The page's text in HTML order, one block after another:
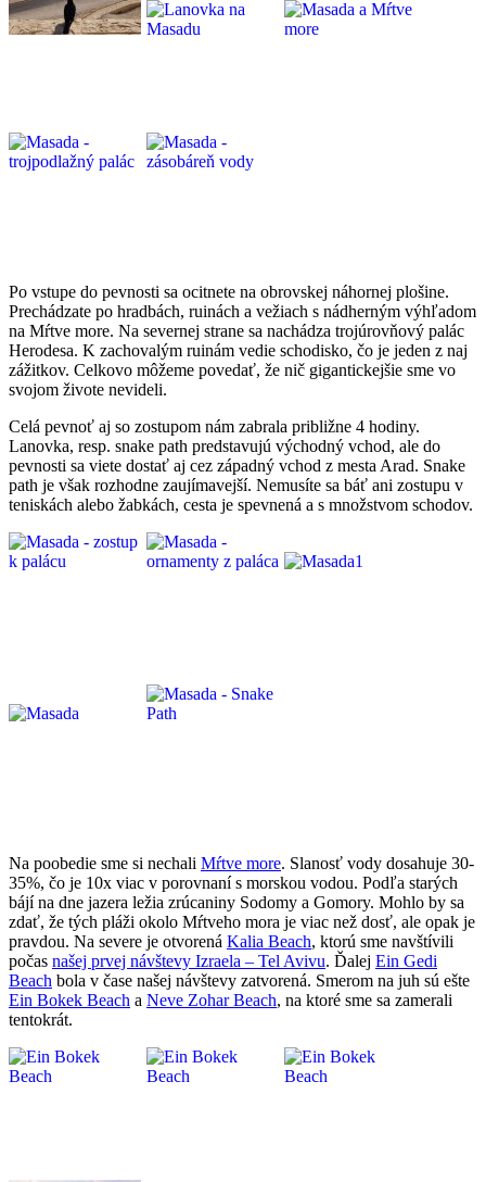
Po vstupe do pevnosti sa ocitnete na obrovskej náhornej plošine.
Prechádzate po hradbách, ruinách a vežiach s nádherným výhľadom
na Mŕtve more. Na severnej strane sa nachádza trojúrovňový palác
Herodesa. K zachovalým ruinám vedie schodisko, čo je jeden z naj
zážitkov. Celkovo môžeme povedať, že nič gigantickejšie sme vo
svojom živote nevideli.
Celá pevnoť aj so zostupom nám zabrala približne 4 hodiny.
Lanovka, resp. snake path predstavujú východný vchod, ale do
pevnosti sa viete dostať aj cez západný vchod z mesta Arad. Snake
path je však rozhodne zaujímavejší. Nemusíte sa báť ani zostupu v
teniskách alebo žabkách, cesta je spevnená a s množstvom schodov.
Na poobedie sme si nechali Mŕtve more. Slanosť vody dosahuje 30-
35%, čo je 10x viac v porovnaní s morskou vodou. Podľa starých
bájí na dne jazera ležia zrúcaniny Sodomy a Gomory. Mohlo by sa
zdať, že tých pláži okolo Mŕtveho mora je viac než dosť, ale opak je
pravdou. Na severe je otvorená Kalia Beach, ktorú sme navštívili
počas našej prvej návštevy Izraela – Tel Avivu. Ďalej Ein Gedi
Beach bola v čase našej návštevy zatvorená. Smerom na juh sú ešte
Ein Bokek Beach a Neve Zohar Beach, na ktoré sme sa zamerali
tentokrát.